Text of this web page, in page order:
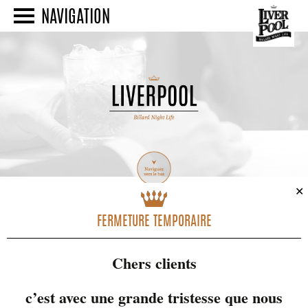
NAVIGATION
LUNDI
MARDI
MERCREDI
VENDREDISAMEDI
0
29
0
30
0
31
0
4
✕
FERMETURE TEMPORAIRE
Chers clients
c’est avec une grande tristesse que nous